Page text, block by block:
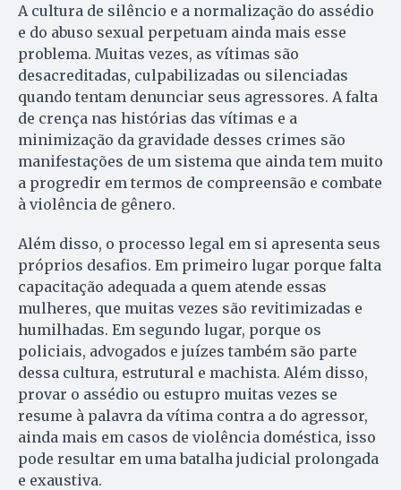
A cultura de silêncio e a normalização do assédio
e do abuso sexual perpetuam ainda mais esse
problema. Muitas vezes, as vítimas são
desacreditadas, culpabilizadas ou silenciadas
quando tentam denunciar seus agressores. A falta
de crença nas histórias das vítimas e a
minimização da gravidade desses crimes são
manifestações de um sistema que ainda tem muito
a progredir em termos de compreensão e combate
à violência de gênero.
Além disso, o processo legal em si apresenta seus
próprios desafios. Em primeiro lugar porque falta
capacitação adequada a quem atende essas
mulheres, que muitas vezes são revitimizadas e
humilhadas. Em segundo lugar, porque os
policiais, advogados e juízes também são parte
dessa cultura, estrutural e machista. Além disso,
provar o assédio ou estupro muitas vezes se
resume à palavra da vítima contra a do agressor,
ainda mais em casos de violência doméstica, isso
pode resultar em uma batalha judicial prolongada
e exaustiva.